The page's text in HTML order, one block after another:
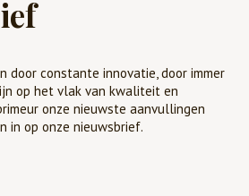
door constante innovatie, door immer
op het vlak van kwaliteit en
onze nieuwste aanvullingen
in op onze nieuwsbrief.